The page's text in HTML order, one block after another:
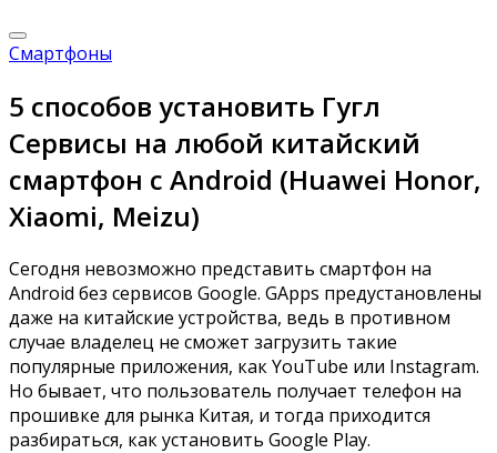
Смартфоны
5 способов установить Гугл
Сервисы на любой китайский
смартфон с Android (Huawei Honor,
Xiaomi, Meizu)
Сегодня невозможно представить смартфон на
Android без сервисов Google. GApps предустановлены
даже на китайские устройства, ведь в противном
случае владелец не сможет загрузить такие
популярные приложения, как YouTube или Instagram.
Но бывает, что пользователь получает телефон на
прошивке для рынка Китая, и тогда приходится
разбираться, как установить Google Play.